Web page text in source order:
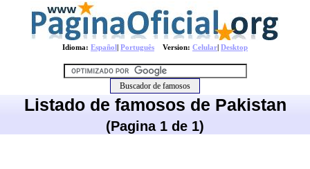
Idioma: Español| Português Version: Celular| Desktop
Listado de famosos de Pakistan
(Pagina 1 de 1)